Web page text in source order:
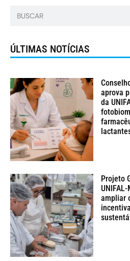
ÚLTIMAS NOTÍCIAS
aprova
da
Projeto
ampliar